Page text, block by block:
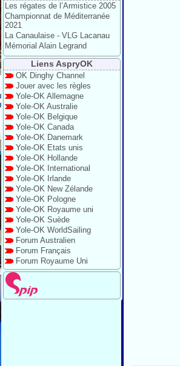
Les régates de l’Armistice 2005
Championnat de Méditerranée
2021
La Canaulaise - VLG Lacanau
Mémorial Alain Legrand
Liens AspryOK
OK Dinghy Channel
Jouer avec les règles
Yole-OK Allemagne
Yole-OK Australie
Yole-OK Belgique
Yole-OK Canada
Yole-OK Danemark
Yole-OK Etats unis
Yole-OK Hollande
Yole-OK International
Yole-OK Irlande
Yole-OK New Zélande
Yole-OK Pologne
Yole-OK Royaume uni
Yole-OK Suède
Yole-OK WorldSailing
Forum Australien
Forum Français
Forum Royaume Uni